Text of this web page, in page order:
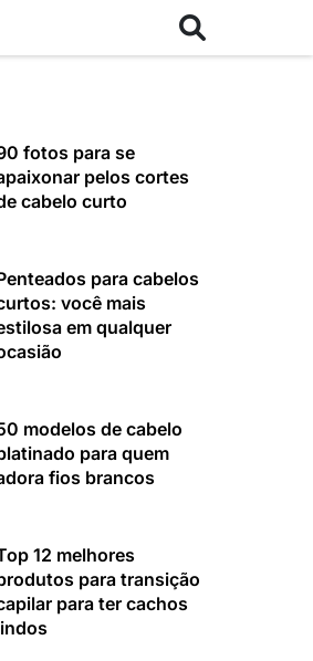
fotos para se
pelos cortes
cabelo curto
para cabelos
você mais
em qualquer
modelos de cabelo
para quem
fios brancos
12 melhores
para transição
para ter cachos